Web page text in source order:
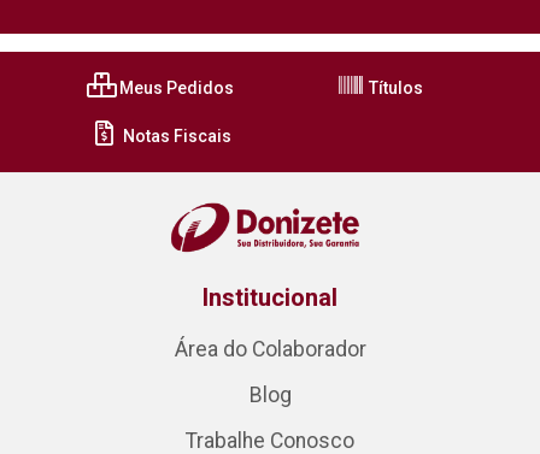
Meus Pedidos Títulos
Notas Fiscais
Institucional
Área do Colaborador
Blog
Trabalhe Conosco